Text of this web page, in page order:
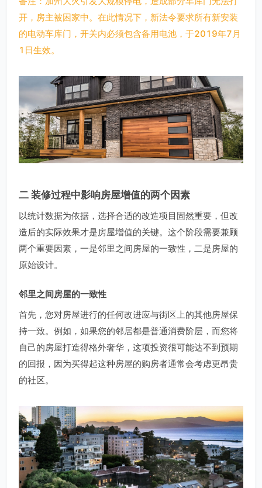
开，房主被困家中。在此情况下，新法令要求所有新安装
的电动车库门，开关内必须包含备用电池，于2019年7月
1日生效。
二 装修过程中影响房屋增值的两个因素
以统计数据为依据，选择合适的改造项目固然重要，但改
造后的实际效果才是房屋增值的关键。这个阶段需要兼顾
两个重要因素，一是邻里之间房屋的一致性，二是房屋的
原始设计。
邻里之间房屋的一致性
首先，您对房屋进行的任何改进应与街区上的其他房屋保
持一致。例如，如果您的邻居都是普通消费阶层，而您将
自己的房屋打造得格外奢华，这项投资很可能达不到预期
的回报，因为买得起这种房屋的购房者通常会考虑更昂贵
的社区。